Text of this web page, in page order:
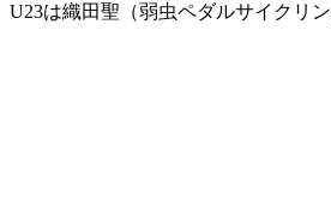
は織田聖（弱虫ペダルサイクリ